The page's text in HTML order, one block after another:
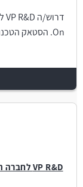
On. הסטאק הטכנולוגי כולל ...
VP R&D לחברה העוסקת בCyber Intelligence ברעננה